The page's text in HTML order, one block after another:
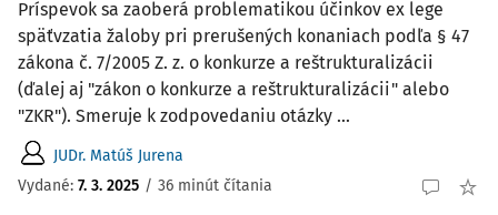
Príspevok sa zaoberá problematikou účinkov ex lege
späťvzatia žaloby pri prerušených konaniach podľa § 47
zákona č. 7/2005 Z. z. o konkurze a reštrukturalizácii
(ďalej aj "zákon o konkurze a reštrukturalizácii" alebo
"ZKR"). Smeruje k zodpovedaniu otázky ...
JUDr. Matúš Jurena
Vydané: 7. 3. 2025 / 36 minút čítania